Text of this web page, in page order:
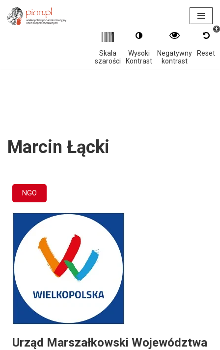
Skala
szarości
Wysoki
Kontrast
Negatywny
kontrast
Reset
Przejdź
Marcin Łącki
Urząd Marszałkowski Województwa
NGO